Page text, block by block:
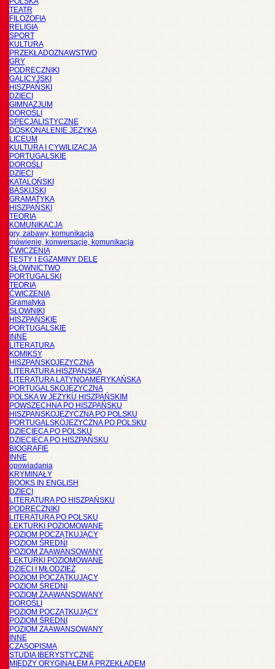
TEATR
FILOZOFIA
RELIGIA
SPORT
KULTURA
PRZEKŁADOZNAWSTWO
GRY
PODRĘCZNIKI
GALICYJSKI
HISZPAŃSKI
DZIECI
GIMNAZJUM
DOROŚLI
SPECJALISTYCZNE
DOSKONALENIE JĘZYKA
LICEUM
KULTURA I CYWILIZACJA
PORTUGALSKIE
DOROŚLI
DZIECI
KATALOŃSKI
BASKIJSKI
GRAMATYKA
HISZPAŃSKI
TEORIA
KOMUNIKACJA
gry, zabawy, komunikacja
mówienie, konwersacje, komunikacja
ĆWICZENIA
TESTY I EGZAMINY DELE
SŁOWNICTWO
PORTUGALSKI
TEORIA
ĆWICZENIA
Gramatyka
SŁOWNIKI
HISZPAŃSKIE
PORTUGALSKIE
INNE
LITERATURA
KOMIKSY
HISZPAŃSKOJĘZYCZNA
LITERATURA HISZPANSKA
LITERATURA LATYNOAMERYKAŃSKA
PORTUGALSKOJĘZYCZNA
POLSKA W JĘZYKU HISZPAŃSKIM
POWSZECHNA PO HISZPAŃSKU
HISZPAŃSKOJĘZYCZNA PO POLSKU
PORTUGALSKOJĘZYCZNA PO POLSKU
DZIECIĘCA PO POLSKU
DZIECIĘCA PO HISZPAŃSKU
BIOGRAFIE
INNE
opowiadania
KRYMINAŁY
BOOKS IN ENGLISH
DZIECI
LITERATURA PO HISZPAŃSKU
PODRĘCZNIKI
LITERATURA PO POLSKU
LEKTURKI POZIOMOWANE
POZIOM POCZĄTKUJĄCY
POZIOM ŚREDNI
POZIOM ZAAWANSOWANY
LEKTURKI POZIOMOWANE
DZIECI I MŁODZIEŻ
POZIOM POCZĄTKUJĄCY
POZIOM ŚREDNI
POZIOM ZAAWANSOWANY
DOROŚLI
POZIOM POCZĄTKUJĄCY
POZIOM ŚREDNI
POZIOM ZAAWANSOWANY
INNE
CZASOPISMA
STUDIA IBERYSTYCZNE
MIĘDZY ORYGINAŁEM A PRZEKŁADEM